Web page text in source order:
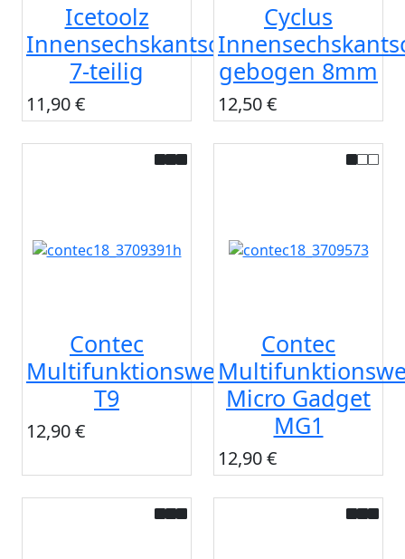
Icetoolz
Innensechskantschlüsselset
7-teilig
11,90 €
Cyclus
gebogen 8mm
12,50 €
Contec
Multifunktionswerkzeug
T9
12,90 €
Contec
Micro Gadget
MG1
12,90 €